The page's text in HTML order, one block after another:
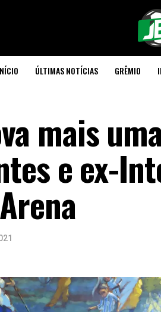
ÚLTIMAS NOTÍCIAS GRÊMIO
mais
e ex-